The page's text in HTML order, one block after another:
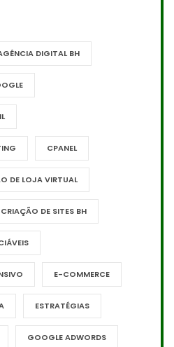
DIGITAL BH
CPANEL
DE LOJA VIRTUAL
CRIAÇÃO DE SITES BH
E-COMMERCE
ESTRATÉGIAS
GOOGLE ADWORDS